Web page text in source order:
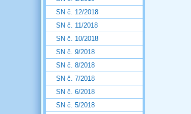
SN č. 12/2018
SN č. 11/2018
SN č. 10/2018
SN č. 9/2018
SN č. 8/2018
SN č. 7/2018
SN č. 6/2018
SN č. 5/2018